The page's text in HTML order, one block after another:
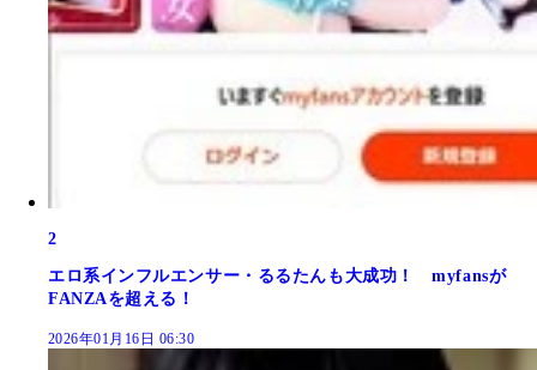
2
エロ系インフルエンサー・るるたんも大成功！ myfansが
FANZAを超える！
2026年01月16日 06:30